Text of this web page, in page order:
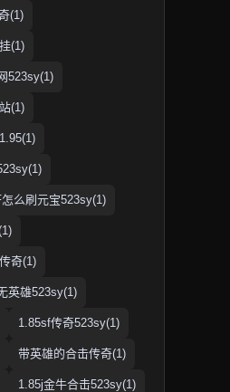
(1)
(1)
523sy(1)
(1)
么刷元宝523sy(1)
奇(1)
英雄523sy(1)
1.85sf传奇523sy(1)
带英雄的合击传奇(1)
1.85j金牛合击523sy(1)